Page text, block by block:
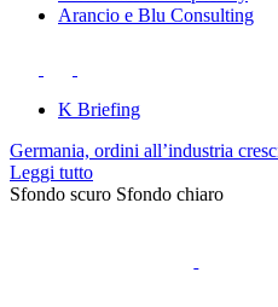
Arancio e Blu Consulting
K Briefing
Germania, ordini all’industria
Leggi tutto
Sfondo scuro Sfondo chiaro